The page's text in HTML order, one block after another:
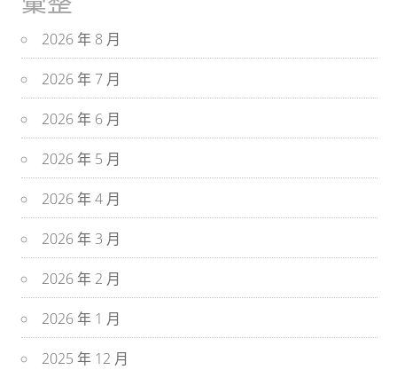
2026 年 8 月
2026 年 7 月
2026 年 6 月
2026 年 5 月
2026 年 4 月
2026 年 3 月
2026 年 2 月
2026 年 1 月
2025 年 12 月